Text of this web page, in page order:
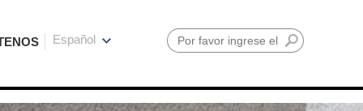
Buscar
Español